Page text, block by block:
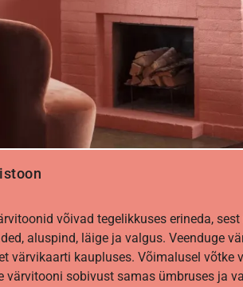
võivad tegelikkuses erineda,
aluspind, läige ja valgus. Veenduge
värvikaarti kaupluses. Võimalusel võtke
värvitooni sobivust samas ümbruses ja